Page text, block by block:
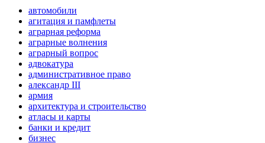
автомобили
агитация и памфлеты
аграрная реформа
аграрные волнения
аграрный вопрос
адвокатура
административное право
александр III
армия
архитектура и строительство
атласы и карты
банки и кредит
бизнес